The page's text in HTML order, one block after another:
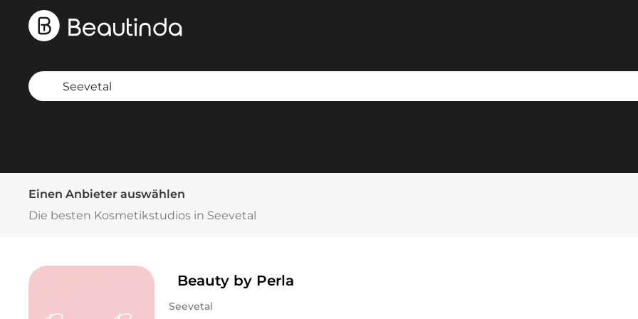
Einen Anbieter auswählen
Die besten Kosmetikstudios in Seevetal
Beauty by Perla
Seevetal